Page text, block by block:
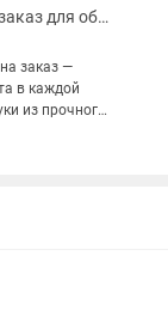
Пошив фартуков на заказ для общепита
заказ —
в каждой
из прочного